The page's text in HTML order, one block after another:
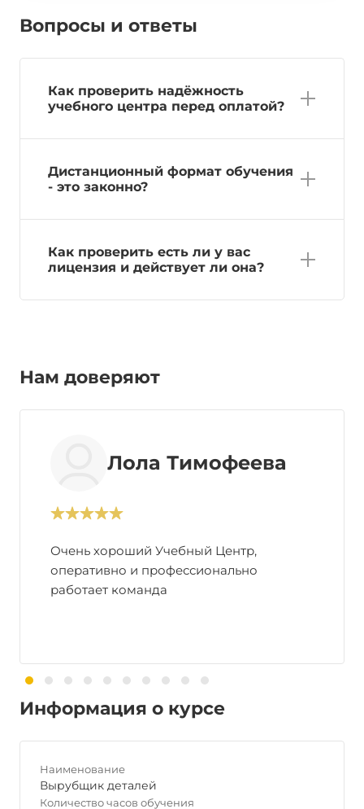
Вопросы и ответы
Как проверить надёжность
учебного центра перед оплатой?
Дистанционный формат обучения
- это законно?
Как проверить есть ли у вас
лицензия и действует ли она?
Нам доверяют
Лола Тимофеева
Очень хороший Учебный Центр,
оперативно и профессионально
работает команда
Информация о курсе
Наименование
Вырубщик деталей
Количество часов обучения